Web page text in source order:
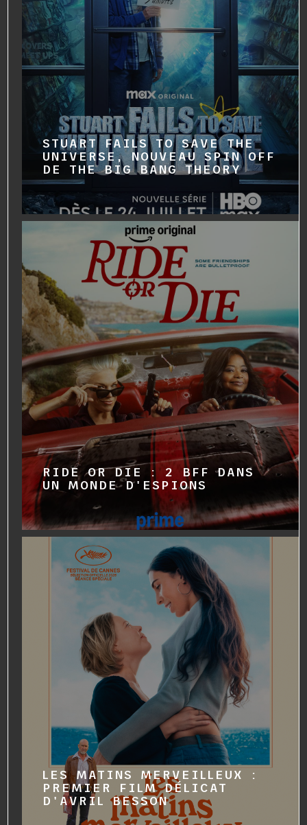
STUART FAILS TO SAVE THE
UNIVERSE, NOUVEAU SPIN OFF
DE THE BIG BANG THEORY
RIDE OR DIE : 2 BFF DANS
UN MONDE D'ESPIONS
LES MATINS MERVEILLEUX :
PREMIER FILM DÉLICAT
D'AVRIL BESSON